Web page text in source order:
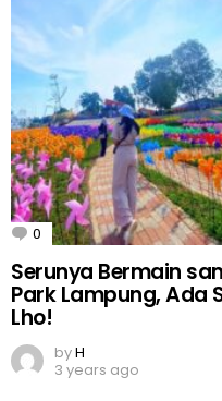
0 Comments
Serunya Bermain
Park Lampung, Ada
Lho!
byH
3 years ago